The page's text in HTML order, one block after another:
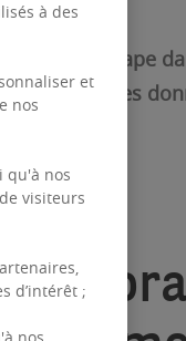
nouvelle étape
les
à des
et
nos
qu'à nos
visiteurs
d’intérêt ;